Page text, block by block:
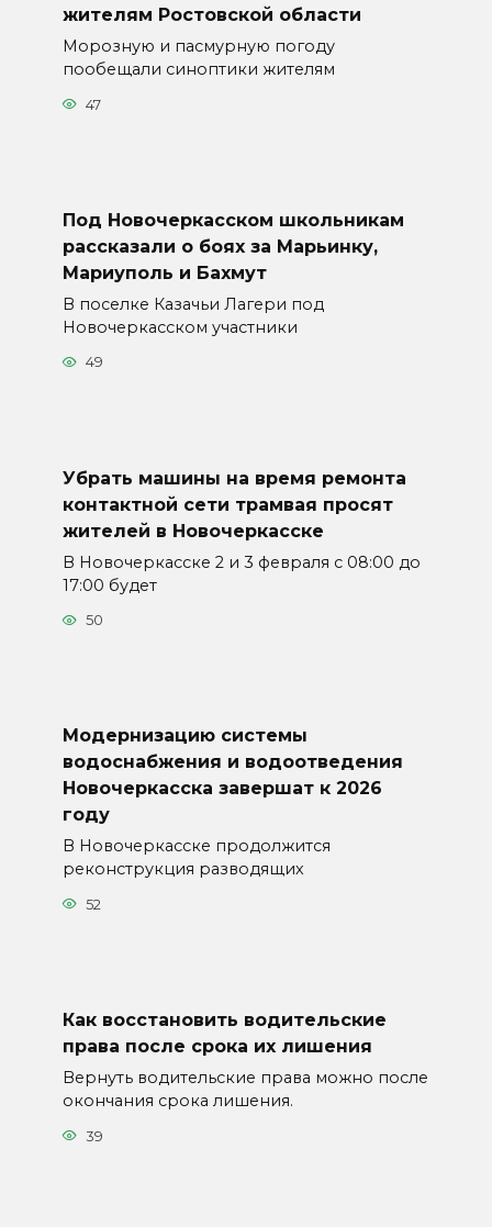
жителям Ростовской области
Морозную и пасмурную погоду
пообещали синоптики жителям
47
Под Новочеркасском школьникам
рассказали о боях за Марьинку,
Мариуполь и Бахмут
В поселке Казачьи Лагери под
Новочеркасском участники
49
Убрать машины на время ремонта
контактной сети трамвая просят
жителей в Новочеркасске
В Новочеркасске 2 и 3 февраля с 08:00 до
17:00 будет
50
Модернизацию системы
водоснабжения и водоотведения
Новочеркасска завершат к 2026
году
В Новочеркасске продолжится
реконструкция разводящих
52
Как восстановить водительские
права после срока их лишения
Вернуть водительские права можно после
окончания срока лишения.
39